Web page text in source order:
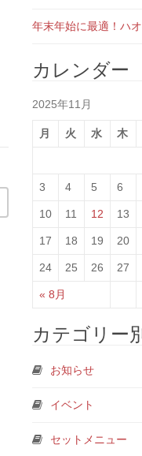
年末年始に最適！ハ
カレンダー
2025年11月
月 火 水 木
« 8月
3 4 5 6
10 11 12 13
17 18 19 20
24 25 26 27
カテゴリー
お知らせ
イベント
セットメニュー